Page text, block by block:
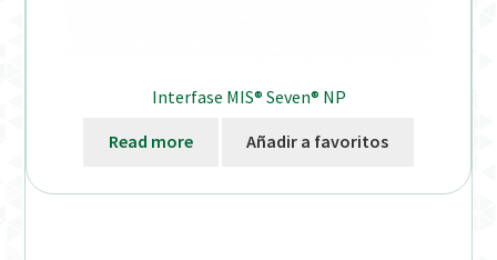
Interfase MIS® Seven® NP
Read more Añadir a favoritos